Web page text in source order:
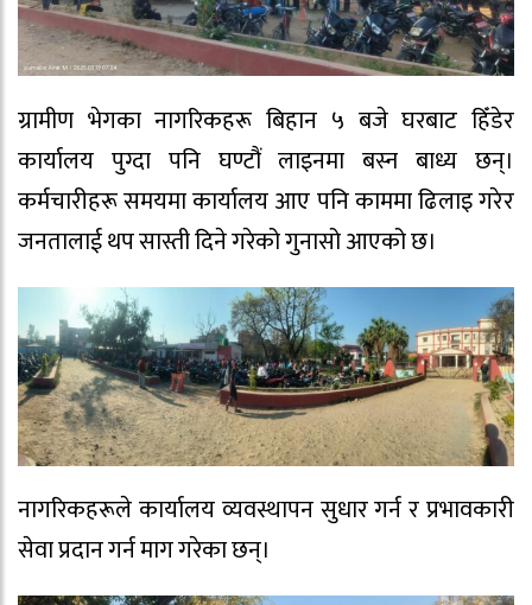
ग्रामीण भेगका नागरिकहरू बिहान ५ बजे घरबाट हिँडेर
कार्यालय पुग्दा पनि घण्टौं लाइनमा बस्न बाध्य छन्।
कर्मचारीहरू समयमा कार्यालय आए पनि काममा ढिलाइ गरेर
जनतालाई थप सास्ती दिने गरेको गुनासो आएको छ।
नागरिकहरूले कार्यालय व्यवस्थापन सुधार गर्न र प्रभावकारी
सेवा प्रदान गर्न माग गरेका छन्।